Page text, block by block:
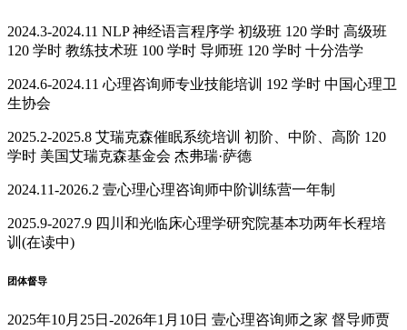
2024.3-2024.11 NLP 神经语言程序学 初级班 120 学时 高级班
120 学时 教练技术班 100 学时 导师班 120 学时 十分浩学
2024.6-2024.11 心理咨询师专业技能培训 192 学时 中国心理卫
生协会
2025.2-2025.8 艾瑞克森催眠系统培训 初阶、中阶、高阶 120
学时 美国艾瑞克森基金会 杰弗瑞·萨德
2024.11-2026.2 壹心理心理咨询师中阶训练营一年制
2025.9-2027.9 四川和光临床心理学研究院基本功两年长程培
训(在读中)
团体督导
2025年10月25日-2026年1月10日 壹心理咨询师之家 督导师贾